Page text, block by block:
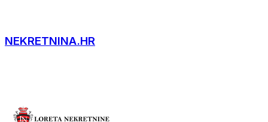
NEKRETNINA.HR